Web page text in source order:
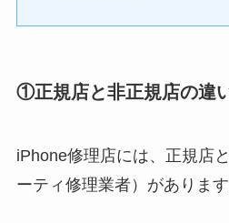
①正規店と非正規店の違
iPhone修理店には、正規店
ーティ修理業者）があります